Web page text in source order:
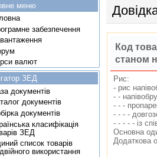
Код
станом
Рис:
- рис
- -
- - -
- - - -
- - - - - iз
Основна
Додаткова
меню
забезпечення
валют
ЗЕД
документів
документів
документів
класифікація
ЗЕД
список товарів
використання